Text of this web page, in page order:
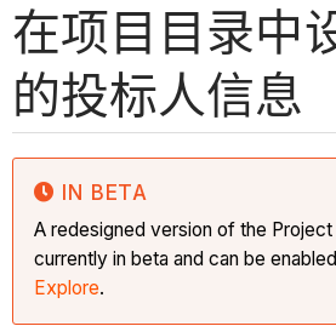
在项目目录中
的投标人信息
IN BETA
A redesigned version of the
currently in beta and can be
Explore.